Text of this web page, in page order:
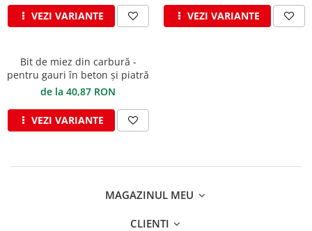
Clesti 45°
Clesti 90°
Clesti inchidere falt
Clesti din aluminiu
Clesti inchidere in streasina
Clesti jgheaburi si burlane
Clesti mari
Clesti de sficuit
Clesti inchidere capace atic
VEZI VARIANTE VEZI VARIANTE
Bit de miez din carbură -
pentru gauri în beton și piatră
de la 40,87 RON
VEZI VARIANTE
MAGAZINUL MEU
CLIENTI